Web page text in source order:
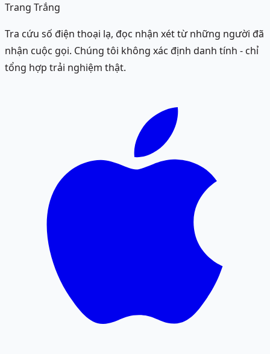
Trang Trắng
Tra cứu số điện thoại lạ, đọc nhận xét từ những người đã
nhận cuộc gọi. Chúng tôi không xác định danh tính - chỉ
tổng hợp trải nghiệm thật.